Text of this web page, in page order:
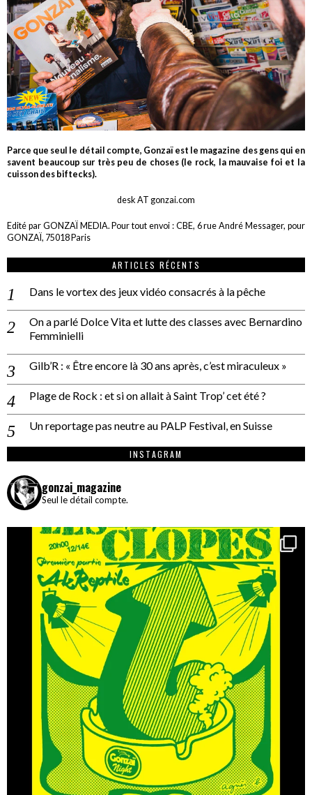
Parce que seul le détail compte, Gonzaï est le magazine des gens qui en
savent beaucoup sur très peu de choses (le rock, la mauvaise foi et la
cuisson des biftecks).
desk AT gonzai.com
Edité par GONZAÏ MEDIA. Pour tout envoi : CBE, 6 rue André Messager, pour
GONZAÏ, 75018 Paris
ARTICLES RÉCENTS
Dans le vortex des jeux vidéo consacrés à la pêche
On a parlé Dolce Vita et lutte des classes avec Bernardino
Femminielli
Gilb’R : « Être encore là 30 ans après, c’est miraculeux »
Plage de Rock : et si on allait à Saint Trop’ cet été ?
Un reportage pas neutre au PALP Festival, en Suisse
INSTAGRAM
gonzai_magazine
Seul le détail compte.